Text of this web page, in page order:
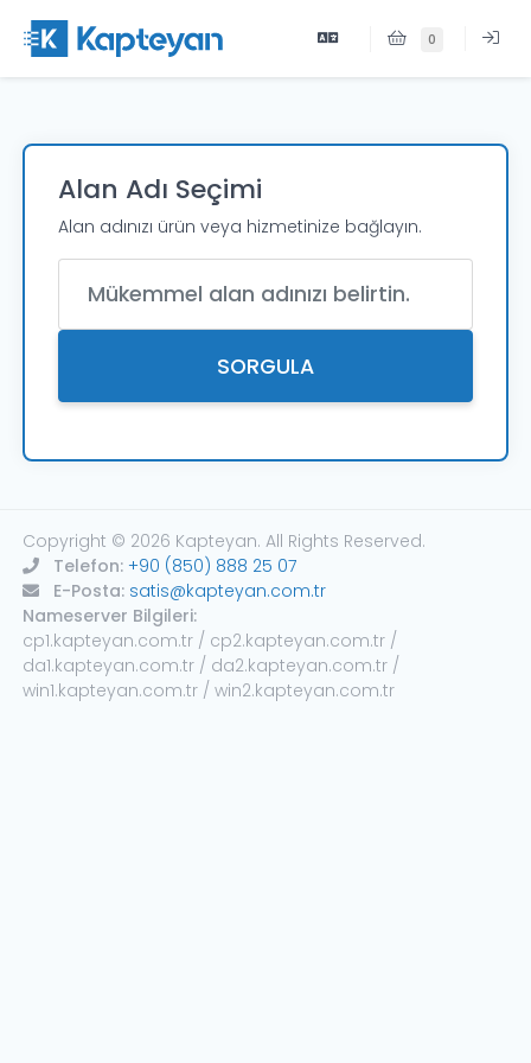
0
Alan Adı Seçimi
Alan adınızı ürün veya hizmetinize bağlayın.
SORGULA
Copyright © 2026 Kapteyan. All Rights Reserved.
Telefon: +90 (850) 888 25 07
E-Posta: satis@kapteyan.com.tr
Nameserver Bilgileri:
cp1.kapteyan.com.tr / cp2.kapteyan.com.tr /
da1.kapteyan.com.tr / da2.kapteyan.com.tr /
win1.kapteyan.com.tr / win2.kapteyan.com.tr